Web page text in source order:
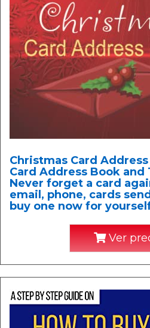
Christmas Card
Card Address Book and
Never forget a card
email, phone, cards
buy one now for
Ver